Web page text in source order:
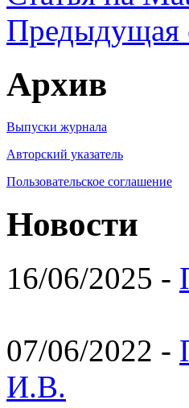
Предыдущая
Архив
Выпуски журнала
Авторский указатель
Пользовательское соглашение
Новости
16/06/2025 -
07/06/2022 -
И.В.